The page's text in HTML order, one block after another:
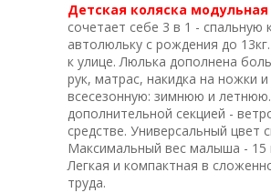
Детская коляска модульная
сочетает себе 3 в 1 -
автолюльку с рождения до
к улице. Люлька дополнена
рук, матрас, накидка на ножки
всесезонную: зимнюю и
дополнительной секцией -
средстве. Универсальный цвет
Максимальный вес малыша - 15
Легкая и компактная в
труда.